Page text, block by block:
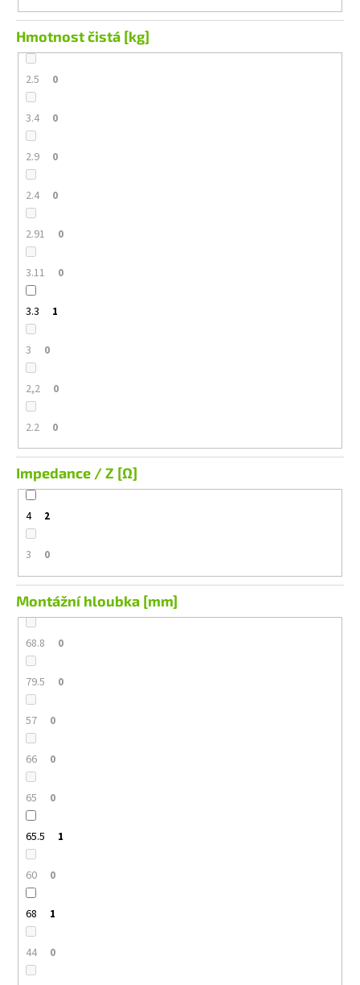
Hmotnost čistá [kg]
2.5 0
3.4 0
2.9 0
2.4 0
2.91 0
3.11 0
3.3 1
3 0
2,2 0
2.2 0
Impedance / Z [Ω]
4 2
3 0
Montážní hloubka [mm]
68.8 0
79.5 0
57 0
66 0
65 0
65.5 1
60 0
68 1
44 0